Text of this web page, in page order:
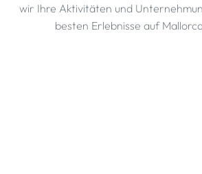
wir Ihre Aktivitäten und
besten Erlebnisse auf